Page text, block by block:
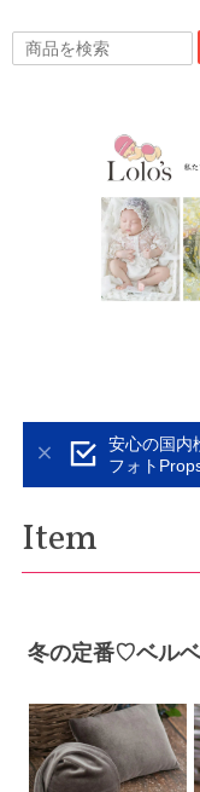
安心の国内
フォト
Item
冬の定番♡ベル